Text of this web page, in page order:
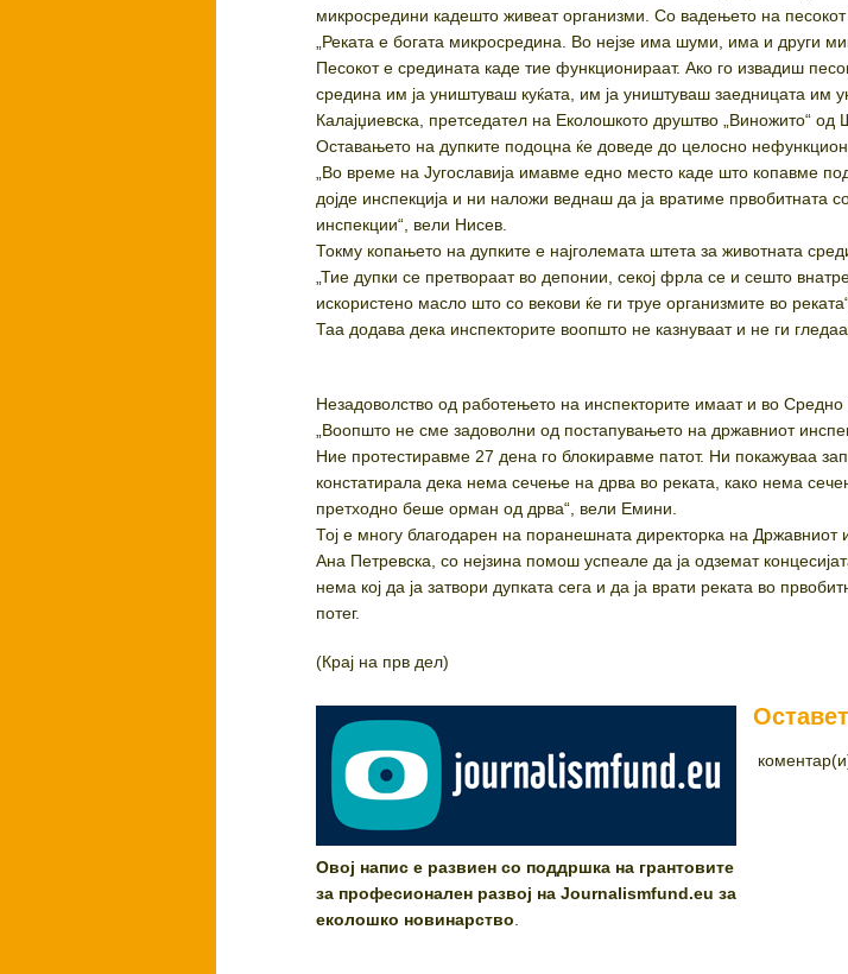
микросредини кадешто живеат организми. Со вадењето на
„Реката е богата микросредина. Во нејзе има шуми, има и други
Песокот е средината каде тие функционираат. Ако го извадиш
средина им ја уништуваш куќата, им ја уништуваш заедницата им
Калајџиевска, претседател на Еколошкото друштво „Виножито“ од
Оставањето на дупките подоцна ќе доведе до целосно
„Во време на Југославија имавме едно место каде што копавме
дојде инспекција и ни наложи веднаш да ја вратиме првобитната
инспекции“, вели Нисев.
Токму копањето на дупките е најголемата штета за животната
„Тие дупки се претвораат во депонии, секој фрла се и сешто
искористено масло што со векови ќе ги труе организмите во
Таа додава дека инспекторите воопшто не казнуваат и не ги
Незадоволство од работењето на инспекторите имаат и во
„Воопшто не сме задоволни од постапувањето на државниот
Ние протестиравме 27 дена го блокиравме патот. Ни покажуваа
констатирала дека нема сечење на дрва во реката, како нема
претходно беше орман од дрва“, вели Емини.
Тој е многу благодарен на поранешната директорка на Државниот
Ана Петревска, со нејзина помош успеале да ја одземат
нема кој да ја затвори дупката сега и да ја врати реката во
потег.
(Крај на прв дел)
Овој напис е развиен со поддршка на грантовите
за професионален развој на Journalismfund.eu за
еколошко новинарство